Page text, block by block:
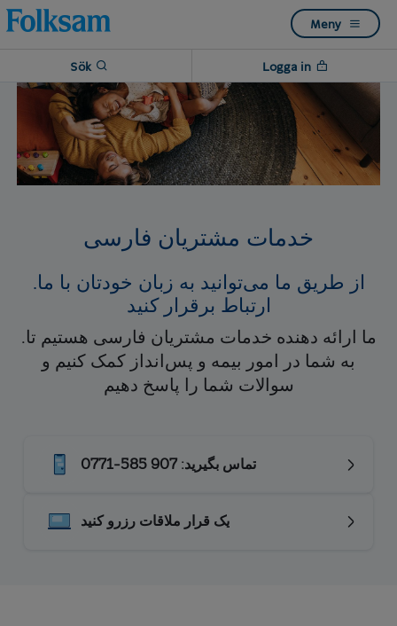
Till
navigation
Till
innehåll
Meny
Sök Logga in
خدمات مشتریان فارسی
.از طریق ما می‌توانید به زبان خودتان با ما
ارتباط برقرار کنید
.ما ارائه دهنده خدمات مشتریان فارسی هستیم تا
به شما در امور بیمه و پس‌انداز کمک کنیم و
سوالات شما را پاسخ دهیم
0771-585 907 :تماس بگیرید
یک قرار ملاقات رزرو کنید